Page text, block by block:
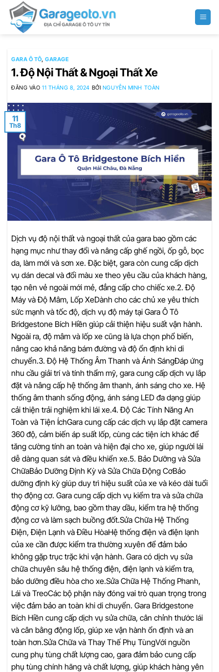
qua
GARA Ô TÔ,GARAGE
1. Độ Nội Thất & Ngoại Thất Xe
ĐĂNG VÀO11 THÁNG 8, 2024 BỞI NGUYỄN MINH TOÀN
11
Th8
Dịch vụ độ nội thất và ngoại thất của gara bao gồm các
hạng mục như thay đổi và nâng cấp ghế ngồi, ốp gỗ, bọc
da, làm mới và sơn xe. Đặc biệt, gara còn cung cấp dịch
vụ dán decal và đổi màu xe theo yêu cầu của khách hàng,
tạo nên vẻ ngoài mới mẻ, đẳng cấp cho chiếc xe.2. Độ
Máy và Độ Mâm, Lốp XeDành cho các chủ xe yêu thích
sức mạnh và tốc độ, dịch vụ độ máy tại Gara Ô Tô
Bridgestone Bích Hiền giúp cải thiện hiệu suất vận hành.
Ngoài ra, độ mâm và lốp xe cũng là lựa chọn phổ biến,
nâng cao khả năng bám đường và độ ổn định khi di
chuyển.3. Độ Hệ Thống Âm Thanh và Ánh SángĐáp ứng
nhu cầu giải trí và tính thẩm mỹ, gara cung cấp dịch vụ lắp
đặt và nâng cấp hệ thống âm thanh, ánh sáng cho xe. Hệ
thống âm thanh sống động, ánh sáng LED đa dạng giúp
cải thiện trải nghiệm khi lái xe.4. Độ Các Tính Năng An
Toàn và Tiện ÍchGara cung cấp các dịch vụ lắp đặt camera
360 độ, cảm biến áp suất lốp, cùng các tiện ích khác để
tăng cường tính an toàn và hiện đại cho xe, giúp người lái
dễ dàng quan sát và điều khiển xe.5. Bảo Dưỡng và Sửa
ChữaBảo Dưỡng Định Kỳ và Sửa Chữa Động CơBảo
dưỡng định kỳ giúp duy trì hiệu suất của xe và kéo dài tuổi
thọ động cơ. Gara cung cấp dịch vụ kiểm tra và sửa chữa
động cơ kỹ lưỡng, bao gồm thay dầu, kiểm tra hệ thống
động cơ và làm sạch buồng đốt.Sửa Chữa Hệ Thống
Điện, Điện Lạnh và Điều HòaHệ thống điện và điện lạnh
của xe cần được kiểm tra thường xuyên để đảm bảo
không gặp trục trặc khi vận hành. Gara có dịch vụ sửa
chữa chuyên sâu hệ thống điện, điện lạnh và kiểm tra,
bảo dưỡng điều hòa cho xe.Sửa Chữa Hệ Thống Phanh,
Lái và TreoCác bộ phận này đóng vai trò quan trọng trong
việc đảm bảo an toàn khi di chuyển. Gara Bridgestone
Bích Hiền cung cấp dịch vụ sửa chữa, cân chỉnh thước lái
và cân bằng động lốp, giúp xe vận hành ổn định và an
toàn hơn.Sửa Chữa và Thay Thế Phụ TùngVới nguồn
cung phụ tùng chất lượng cao, gara đảm bảo cung cấp
phụ tùng chính hãng và chất lượng, giúp khách hàng yên